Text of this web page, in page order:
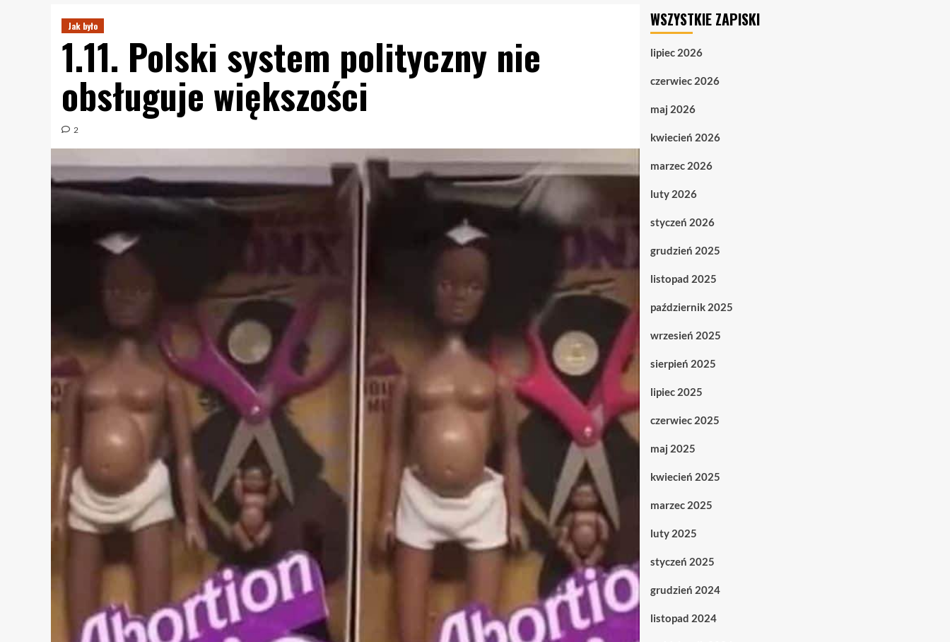
Jak było
1.11. Polski system polityczny nie
obsługuje większości
2
WSZYSTKIE ZAPISKI
lipiec 2026
czerwiec 2026
maj 2026
kwiecień 2026
marzec 2026
luty 2026
styczeń 2026
grudzień 2025
listopad 2025
październik 2025
wrzesień 2025
sierpień 2025
lipiec 2025
czerwiec 2025
maj 2025
kwiecień 2025
marzec 2025
luty 2025
styczeń 2025
grudzień 2024
listopad 2024